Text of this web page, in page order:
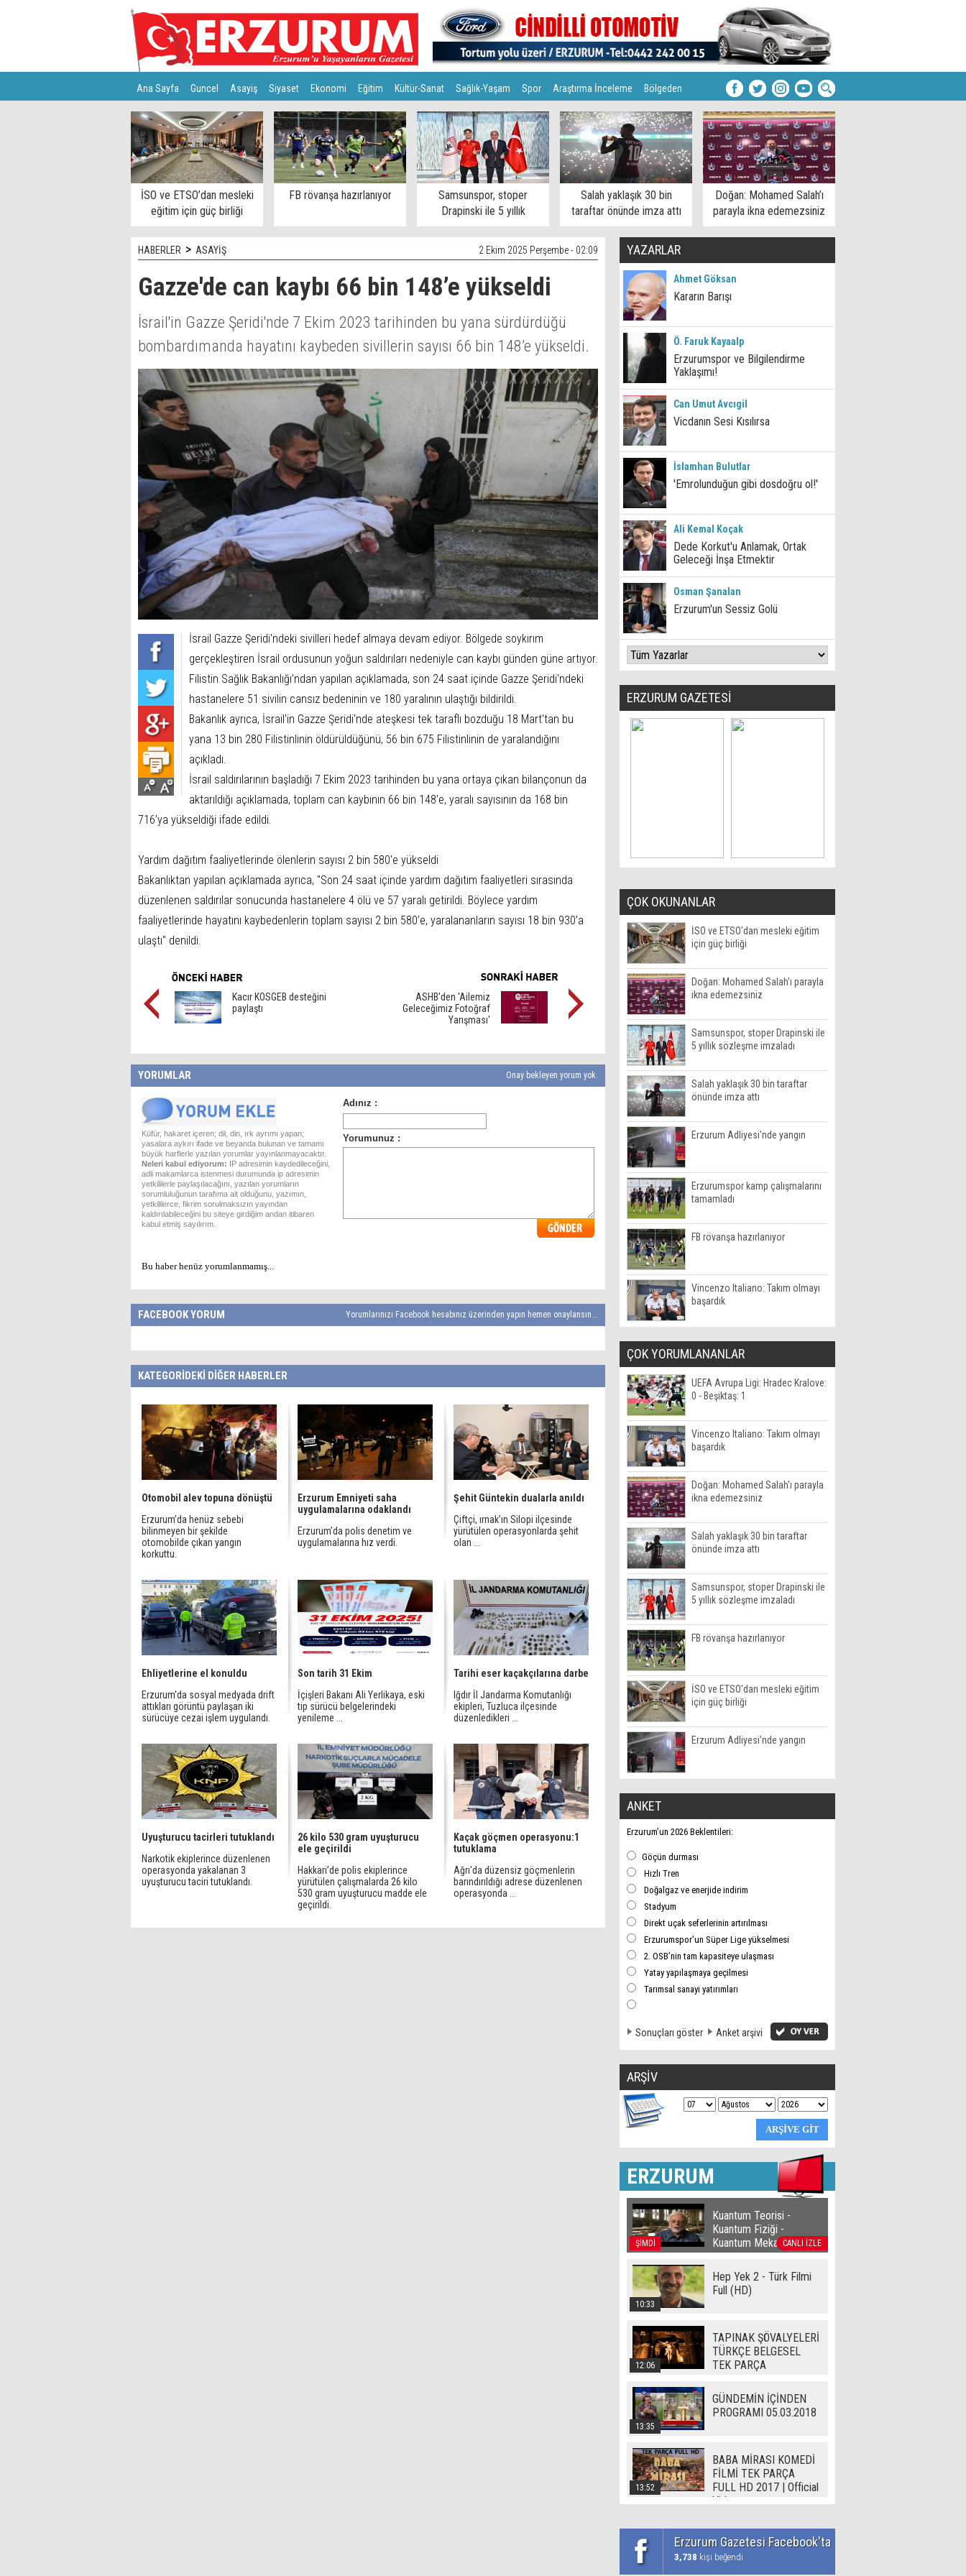
Ana Sayfa Guncel Asayiş Siyaset Ekonomi Eğitim Kültür-Sanat Sağlık-Yaşam Spor Araştırma İnceleme Bölgeden
Türkiye Teknoloji
İSO ve ETSO’dan mesleki
eğitim için güç birliği
FB rövanşa hazırlanıyor
Samsunspor, stoper
Drapinski ile 5 yıllık
sözleşme imzaladı
Salah yaklaşık 30 bin
taraftar önünde imza attı
Doğan: Mohamed Salah’ı
parayla ikna edemezsiniz
HABERLER > ASAYİŞ 2 Ekim 2025 Perşembe - 02:09
Gazze'de can kaybı 66 bin 148’e yükseldi
İsrail'in Gazze Şeridi'nde 7 Ekim 2023 tarihinden bu yana sürdürdüğü
bombardımanda hayatını kaybeden sivillerin sayısı 66 bin 148’e yükseldi.
İsrail Gazze Şeridi'ndeki sivilleri hedef almaya devam ediyor. Bölgede soykırım
gerçekleştiren İsrail ordusunun yoğun saldırıları nedeniyle can kaybı günden güne artıyor.
Filistin Sağlık Bakanlığı’ndan yapılan açıklamada, son 24 saat içinde Gazze Şeridi'ndeki
hastanelere 51 sivilin cansız bedeninin ve 180 yaralının ulaştığı bildirildi.
Bakanlık ayrıca, İsrail'in Gazze Şeridi'nde ateşkesi tek taraflı bozduğu 18 Mart'tan bu
yana 13 bin 280 Filistinlinin öldürüldüğünü, 56 bin 675 Filistinlinin de yaralandığını
açıkladı.
İsrail saldırılarının başladığı 7 Ekim 2023 tarihinden bu yana ortaya çıkan bilançonun da
aktarıldığı açıklamada, toplam can kaybının 66 bin 148’e, yaralı sayısının da 168 bin
716’ya yükseldiği ifade edildi.
Yardım dağıtım faaliyetlerinde ölenlerin sayısı 2 bin 580’e yükseldi
Bakanlıktan yapılan açıklamada ayrıca, "Son 24 saat içinde yardım dağıtım faaliyetleri sırasında
düzenlenen saldırılar sonucunda hastanelere 4 ölü ve 57 yaralı getirildi. Böylece yardım
faaliyetlerinde hayatını kaybedenlerin toplam sayısı 2 bin 580’e, yaralananların sayısı 18 bin 930’a
ulaştı" denildi.
Kacır KOSGEB desteğini
paylaştı
ASHB'den 'Ailemiz
Geleceğimiz Fotoğraf
Yarışması'
YORUMLAR Onay bekleyen yorum yok.
Küfür, hakaret içeren; dil, din, ırk ayrımı yapan;
yasalara aykırı ifade ve beyanda bulunan ve tamamı
büyük harflerle yazılan yorumlar yayınlanmayacaktır.
Neleri kabul ediyorum: IP adresimin kaydedileceğini,
adli makamlarca istenmesi durumunda ip adresimin
yetkililerle paylaşılacağını, yazılan yorumların
sorumluluğunun tarafıma ait olduğunu, yazımın,
yetkililerce, fikrim sorulmaksızın yayından
kaldırılabileceğini bu siteye girdiğim andan itibaren
kabul etmiş sayılırım.
Bu haber henüz yorumlanmamış...
FACEBOOK YORUM Yorumlarınızı Facebook hesabınız üzerinden yapın hemen onaylansın...
KATEGORİDEKİ DİĞER HABERLER
Otomobil alev topuna dönüştü
Erzurum’da henüz sebebi
bilinmeyen bir şekilde
otomobilde çıkan yangın
korkuttu.
Erzurum Emniyeti saha
uygulamalarına odaklandı
Erzurum’da polis denetim ve
uygulamalarına hız verdi.
Şehit Güntekin dualarla anıldı
Çiftçi, ırnak’ın Silopi ilçesinde
yürütülen operasyonlarda şehit
olan ...
Ehliyetlerine el konuldu
Erzurum'da sosyal medyada drift
attıkları görüntü paylaşan iki
sürücüye cezai işlem uygulandı.
Son tarih 31 Ekim
İçişleri Bakanı Ali Yerlikaya, eski
tip sürücü belgelerindeki
yenileme ...
Tarihi eser kaçakçılarına darbe
Iğdır İl Jandarma Komutanlığı
ekipleri, Tuzluca ilçesinde
düzenledikleri ...
Uyuşturucu tacirleri tutuklandı
Narkotik ekiplerince düzenlenen
operasyonda yakalanan 3
uyuşturucu taciri tutuklandı.
26 kilo 530 gram uyuşturucu
ele geçirildi
Hakkari’de polis ekiplerince
yürütülen çalışmalarda 26 kilo
530 gram uyuşturucu madde ele
geçirildi.
Kaçak göçmen operasyonu:1
tutuklama
Ağrı'da düzensiz göçmenlerin
barındırıldığı adrese düzenlenen
operasyonda ...
YAZARLAR
Ahmet Göksan
Kararın Barışı
Ö. Faruk Kayaalp
Erzurumspor ve Bilgilendirme
Yaklaşımı!
Can Umut Avcıgil
Vicdanın Sesi Kısılırsa
İslamhan Bulutlar
'Emrolunduğun gibi dosdoğru ol!'
Ali Kemal Koçak
Dede Korkut'u Anlamak, Ortak
Geleceği İnşa Etmektir
Osman Şanalan
Erzurum'un Sessiz Golü
ERZURUM GAZETESİ
ÇOK OKUNANLAR
İSO ve ETSO'dan mesleki eğitim
için güç birliği
Doğan: Mohamed Salah'ı parayla
ikna edemezsiniz
Samsunspor, stoper Drapinski ile
5 yıllık sözleşme imzaladı
Salah yaklaşık 30 bin taraftar
önünde imza attı
Erzurum Adliyesi'nde yangın
Erzurumspor kamp çalışmalarını
tamamladı
FB rövanşa hazırlanıyor
Vincenzo Italiano: Takım olmayı
başardık
ÇOK YORUMLANANLAR
UEFA Avrupa Ligi: Hradec Kralove:
0 - Beşiktaş: 1
Vincenzo Italiano: Takım olmayı
başardık
Doğan: Mohamed Salah'ı parayla
ikna edemezsiniz
Salah yaklaşık 30 bin taraftar
önünde imza attı
Samsunspor, stoper Drapinski ile
5 yıllık sözleşme imzaladı
FB rövanşa hazırlanıyor
İSO ve ETSO'dan mesleki eğitim
için güç birliği
Erzurum Adliyesi'nde yangın
ANKET
Erzurum’un 2026 Beklentileri:
Göçün durması
Hızlı Tren
Doğalgaz ve enerjide indirim
Stadyum
Direkt uçak seferlerinin artırılması
Erzurumspor’un Süper Lige yükselmesi
2. OSB’nin tam kapasiteye ulaşması
Yatay yapılaşmaya geçilmesi
Tarımsal sanayi yatırımları
Sonuçları göster Anket arşivi
ARŞİV
ERZURUM
ŞİMDİ CANLI İZLE
Kuantum Teorisi -
Kuantum Fiziği -
Kuantum Mekaniği
10:33
Hep Yek 2 - Türk Filmi
Full (HD)
12:06
TAPINAK ŞÖVALYELERİ
TÜRKÇE BELGESEL
TEK PARÇA
13:35
GÜNDEMİN İÇİNDEN
PROGRAMI 05.03.2018
13:52
BABA MİRASI KOMEDİ
FİLMİ TEK PARÇA
FULL HD 2017 | Official
Video
Erzurum Gazetesi Facebook'ta
3,738 kişi beğendi